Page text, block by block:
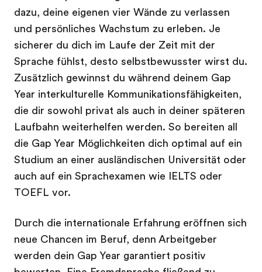
dazu, deine eigenen vier Wände zu verlassen
und persönliches Wachstum zu erleben. Je
sicherer du dich im Laufe der Zeit mit der
Sprache fühlst, desto selbstbewusster wirst du.
Zusätzlich gewinnst du während deinem Gap
Year interkulturelle Kommunikationsfähigkeiten,
die dir sowohl privat als auch in deiner späteren
Laufbahn weiterhelfen werden. So bereiten all
die Gap Year Möglichkeiten dich optimal auf ein
Studium an einer ausländischen Universität oder
auch auf ein Sprachexamen wie IELTS oder
TOEFL vor.
Durch die internationale Erfahrung eröffnen sich
neue Chancen im Beruf, denn Arbeitgeber
werden dein Gap Year garantiert positiv